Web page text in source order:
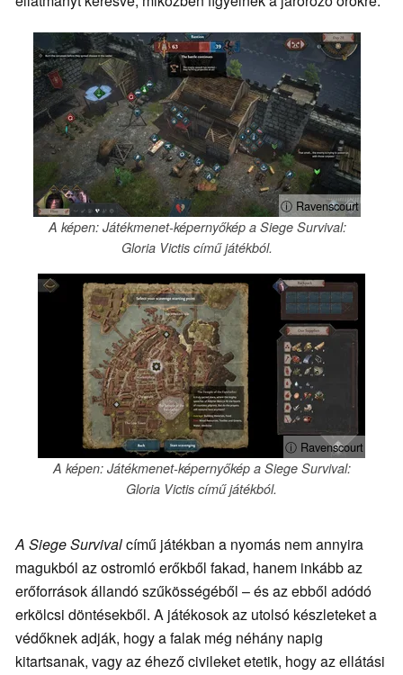
ⓘ Ravenscourt
A képen: Játékmenet-képernyőkép a Siege Survival:
Gloria Victis című játékból.
ⓘ Ravenscourt
A képen: Játékmenet-képernyőkép a Siege Survival:
Gloria Victis című játékból.
A Siege Survivalcímű játékban a nyomás nem annyira
magukból az ostromló erőkből fakad, hanem inkább az
erőforrások állandó szűkösségéből – és az ebből adódó
erkölcsi döntésekből. A játékosok az utolsó készleteket a
védőknek adják, hogy a falak még néhány napig
kitartsanak, vagy az éhező civileket etetik, hogy az ellátási